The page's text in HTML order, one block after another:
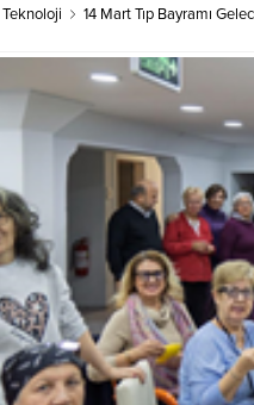
Teknoloji 14 Mart Tıp Bayramı